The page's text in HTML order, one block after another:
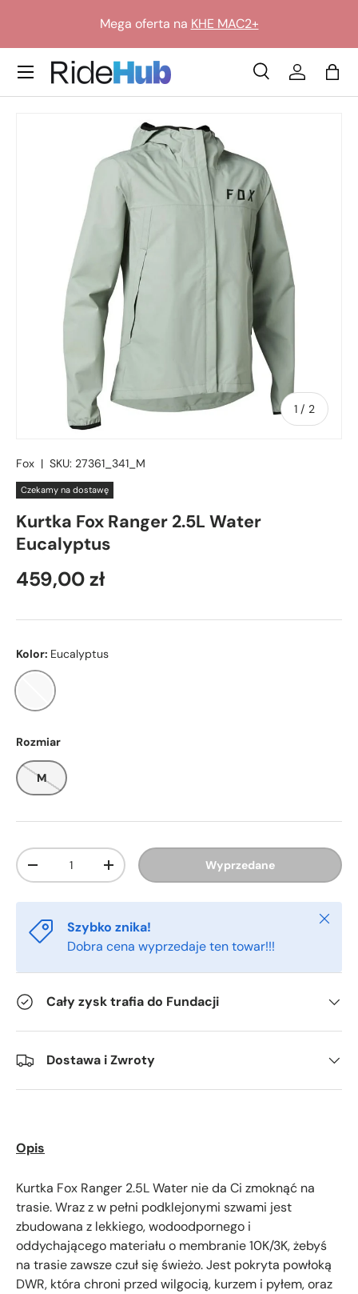
Przejdź do treściMega oferta na KHE MAC2+
Szukaj
SzukajZaloguj się
Translation missing: pl.general.icon_labels.menu
1 / z2
Fox | SKU: 27361_341_M
Czekamy na dostawę
Kurtka Fox Ranger 2.5L Water
Eucalyptus
459,00 zł
Kolor: Eucalyptus
Eucalyptus
Rozmiar
M
Ilość
-
+ Wyprzedane
Szybko znika!
Dobra cena wyprzedaje ten towar!!!
Cały zysk trafia do Fundacji
Dostawa i Zwroty
Opis
Kurtka Fox Ranger 2.5L Water nie da Ci zmoknąć na
trasie. Wraz z w pełni podklejonymi szwami jest
zbudowana z lekkiego, wodoodpornego i
oddychającego materiału o membranie 10K/3K, żebyś
na trasie zawsze czuł się świeżo. Jest pokryta powłoką
DWR, która chroni przed wilgocią, kurzem i pyłem, oraz